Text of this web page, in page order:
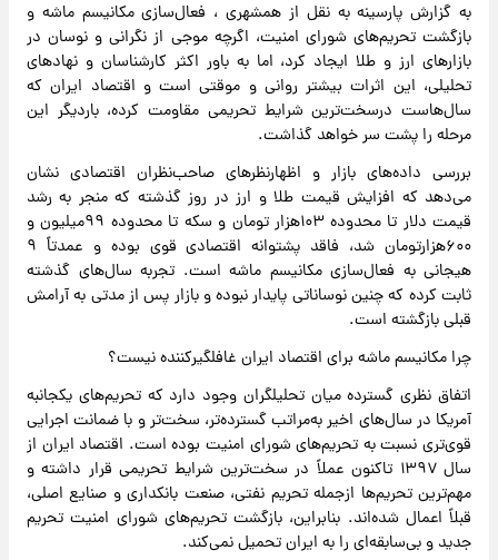
به گزارش پارسینه به نقل از همشهری ، فعال‌سازی مکانیسم ماشه و
بازگشت تحریم‌های شورای امنیت، اگرچه موجی از نگرانی و نوسان در
بازارهای ارز و طلا ایجاد کرد، اما به باور اکثر کارشناسان و نهادهای
تحلیلی، این اثرات بیشتر روانی و موقتی است و اقتصاد ایران که
سال‌هاست درسخت‌ترین شرایط تحریمی مقاومت کرده، باردیگر این
مرحله را پشت سر خواهد گذاشت.
بررسی داده‌های بازار و اظهارنظرهای صاحب‌نظران اقتصادی نشان
می‌دهد که افزایش قیمت طلا و ارز در روز گذشته که منجر به رشد
قیمت دلار تا محدوده ۱۰۳هزار تومان و سکه تا محدوده ۹۹میلیون و
۶۰۰هزارتومان شد، فاقد پشتوانه اقتصادی قوی بوده و عمدتاً ۹
هیجانی به فعال‌سازی‌ مکانیسم ماشه است. تجربه سال‌های گذشته
ثابت کرده که چنین نوساناتی پایدار نبوده و بازار پس از مدتی به آرامش
قبلی بازگشته است.
چرا مکانیسم ماشه برای اقتصاد ایران غافلگیرکننده نیست؟
اتفاق نظری گسترده میان تحلیلگران وجود دارد که تحریم‌های یکجانبه
آمریکا در سال‌های اخیر به‌مراتب گسترده‌تر، سخت‌تر و با ضمانت اجرایی
قوی‌تری نسبت به تحریم‌های شورای امنیت بوده است. اقتصاد ایران از
سال ۱۳۹۷ تاکنون عملاً در سخت‌ترین شرایط تحریمی قرار داشته و
مهم‌ترین تحریم‌ها ازجمله تحریم نفتی، صنعت بانکداری و صنایع اصلی،
قبلاً اعمال شده‌اند. بنابراین، بازگشت تحریم‌های شورای امنیت تحریم
جدید و بی‌سابقه‌ای را به ایران تحمیل نمی‌کند.